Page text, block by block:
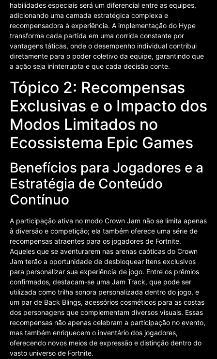
habilidades especiais será um diferencial entre as equipes,
adicionando uma camada estratégica complexa e
recompensadora à experiência. A implementação do Hype
transforma cada partida em uma corrida constante por
vantagens táticas, onde o desempenho individual contribui
diretamente para o poder coletivo da equipe, garantindo que
a ação seja ininterrupta e que cada decisão conte.
Tópico 2: Recompensas
Exclusivas e o Impacto dos
Modos Limitados no
Ecossistema Epic Games
Benefícios para Jogadores e a
Estratégia de Conteúdo
Contínuo
A participação ativa no modo Crown Jam não se limita apenas
à diversão e competição; ela também oferece uma série de
recompensas atraentes para os jogadores de Fortnite.
Aqueles que se aventurarem nas arenas caóticas do Crown
Jam terão a oportunidade de desbloquear itens exclusivos
para personalizar sua experiência de jogo. Entre os prêmios
confirmados, destacam-se uma Jam Track, que pode ser
utilizada como trilha sonora personalizada dentro do jogo, e
um par de Back Blings, acessórios cosméticos para as costas
dos personagens que complementam diversos visuais. Essas
recompensas não apenas celebram a participação no evento,
mas também enriquecem o inventário dos jogadores,
oferecendo novos meios de expressão e distinção dentro do
vasto universo de Fortnite.